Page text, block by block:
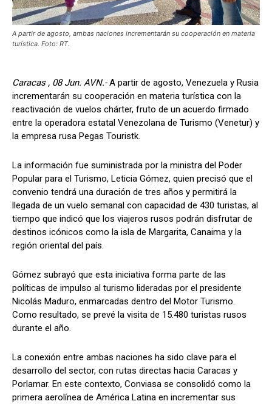
A partir de agosto, ambas naciones incrementarán su cooperación en materia
turística. Foto: RT.
Caracas , 08 Jun. AVN.-A partir de agosto, Venezuela y Rusia
incrementarán su cooperación en materia turística con la
reactivación de vuelos chárter, fruto de un acuerdo firmado
entre la operadora estatal Venezolana de Turismo (Venetur) y
la empresa rusa Pegas Touristk.
La información fue suministrada por la ministra del Poder
Popular para el Turismo, Leticia Gómez, quien precisó que el
convenio tendrá una duración de tres años y permitirá la
llegada de un vuelo semanal con capacidad de 430 turistas, al
tiempo que indicó que los viajeros rusos podrán disfrutar de
destinos icónicos como la isla de Margarita, Canaima y la
región oriental del país.
Gómez subrayó que esta iniciativa forma parte de las
políticas de impulso al turismo lideradas por el presidente
Nicolás Maduro, enmarcadas dentro del Motor Turismo.
Como resultado, se prevé la visita de 15.480 turistas rusos
durante el año.
La conexión entre ambas naciones ha sido clave para el
desarrollo del sector, con rutas directas hacia Caracas y
Porlamar. En este contexto, Conviasa se consolidó como la
primera aerolínea de América Latina en incrementar sus